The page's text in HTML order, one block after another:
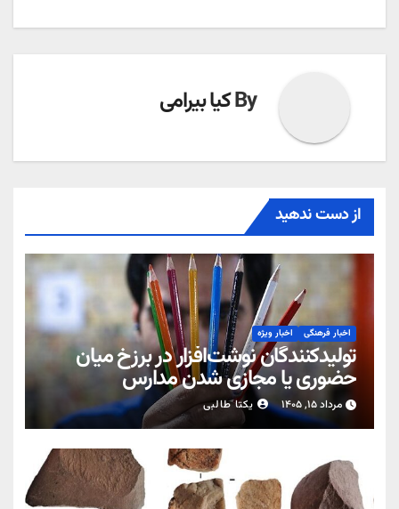
Byکیا بیرامی
از دست ندهید
اخبار فرهنگی اخبار ویژه
تولیدکنندگان نوشت‌افزار در برزخ میان
حضوری یا مجازی شدن مدارس
مرداد ۱۵, ۱۴۰۵ یکتا طالبی